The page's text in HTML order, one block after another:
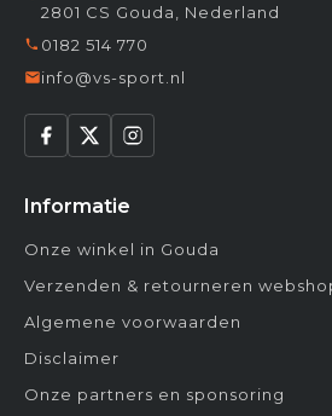
2801 CS Gouda, Nederland
0182 514 770
info@vs-sport.nl
Informatie
Onze winkel in Gouda
Verzenden & retourneren
Algemene voorwaarden
Disclaimer
Onze partners en sponsoring